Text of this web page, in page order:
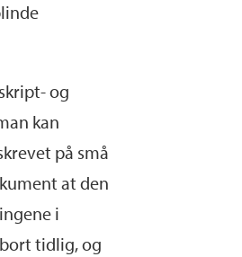
og
kan
på små
at den
i
tidlig, og